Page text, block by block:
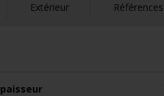
Extérieur Références